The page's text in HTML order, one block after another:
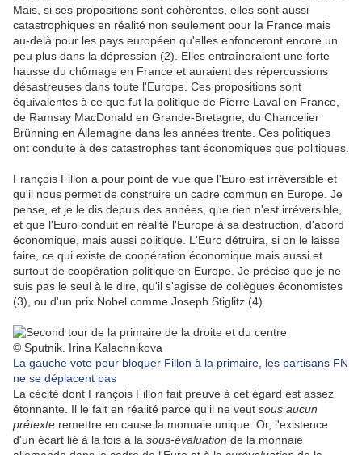
Mais, si ses propositions sont cohérentes, elles sont aussi
catastrophiques en réalité non seulement pour la France mais
au-delà pour les pays européen qu'elles enfonceront encore un
peu plus dans la dépression (2). Elles entraîneraient une forte
hausse du chômage en France et auraient des répercussions
désastreuses dans toute l'Europe. Ces propositions sont
équivalentes à ce que fut la politique de Pierre Laval en France,
de Ramsay MacDonald en Grande-Bretagne, du Chancelier
Brünning en Allemagne dans les années trente. Ces politiques
ont conduite à des catastrophes tant économiques que politiques.
François Fillon a pour point de vue que l'Euro est irréversible et
qu'il nous permet de construire un cadre commun en Europe. Je
pense, et je le dis depuis des années, que rien n'est irréversible,
et que l'Euro conduit en réalité l'Europe à sa destruction, d'abord
économique, mais aussi politique. L'Euro détruira, si on le laisse
faire, ce qui existe de coopération économique mais aussi et
surtout de coopération politique en Europe. Je précise que je ne
suis pas le seul à le dire, qu'il s'agisse de collègues économistes
(3), ou d'un prix Nobel comme Joseph Stiglitz (4).
© Sputnik. Irina Kalachnikova
La gauche vote pour bloquer Fillon à la primaire, les partisans FN
ne se déplacent pas
La cécité dont François Fillon fait preuve à cet égard est assez
étonnante. Il le fait en réalité parce qu'il ne veut sous aucun
prétexte remettre en cause la monnaie unique. Or, l'existence
d'un écart lié à la fois à la sous-évaluation de la monnaie